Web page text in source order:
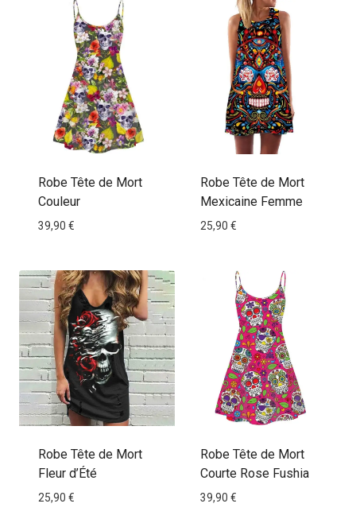
Robe Tête de Mort
Couleur
39,90 €
Robe Tête de Mort
Mexicaine Femme
25,90 €
Robe Tête de Mort
Fleur d’Été
25,90 €
Robe Tête de Mort
Courte Rose Fushia
39,90 €